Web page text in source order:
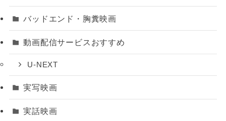
バッドエンド・胸糞映画
動画配信サービスおすすめ
U-NEXT
実写映画
実話映画